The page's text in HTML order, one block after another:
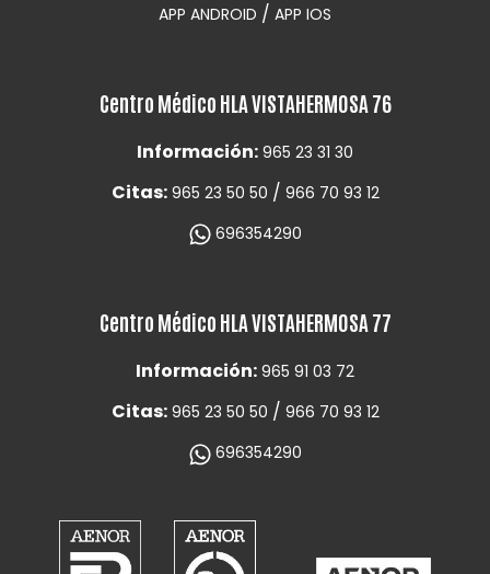
APP ANDROID / APP IOS
Centro Médico HLA VISTAHERMOSA 76
Información: 965 23 31 30
Citas: 965 23 50 50 / 966 70 93 12
696354290
Centro Médico HLA VISTAHERMOSA 77
Información: 965 91 03 72
Citas: 965 23 50 50 / 966 70 93 12
696354290